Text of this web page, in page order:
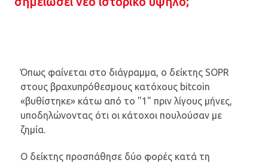
Όπως φαίνεται στο διάγραμμα, ο δείκτης SOPR
στους βραχυπρόθεσμους κατόχους bitcoin
«βυθίστηκε» κάτω από το "1" πριν λίγους μήνες,
υποδηλώνοντας ότι οι κάτοχοι πουλούσαν με
ζημία.
Ο δείκτης προσπάθησε δύο φορές κατά τη